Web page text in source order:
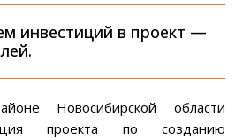
инвестиций в проект —
Новосибирской области
проекта по созданию